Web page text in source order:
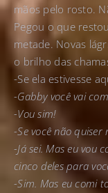
mãos pelo rosto.
Pegou o que
metade. Novas
o brilho das
-Se ela estivesse
-Gabby você vai
-Vou sim!
-Se você não quiser
-Já sei. Mas eu vou
cinco deles para
-Sim. Mas eu comi